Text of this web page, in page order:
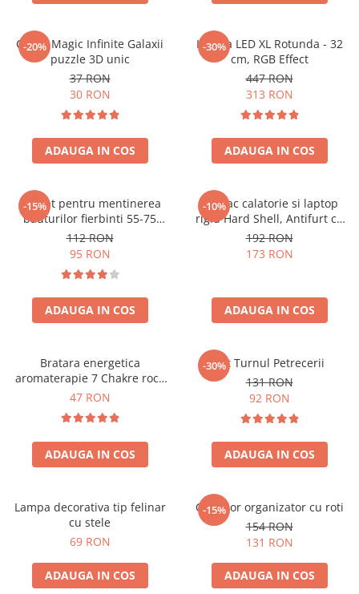
-20%
Cubul Magic Infinite Galaxii
puzzle 3D unic
37 RON
30 RON
ADAUGA IN COS
-30%
Lampa LED XL Rotunda - 32
cm, RGB Effect
447 RON
313 RON
ADAUGA IN COS
-15%
Aparat pentru mentinerea
bauturilor fierbinti 55-75
grade
112 RON
95 RON
ADAUGA IN COS
-10%
Rucsac calatorie si laptop
rigid Hard Shell, Antifurt cu
port USB, Waterproof,
44x30x17 cm,
192 RON
173 RON
ADAUGA IN COS
Bratara energetica
aromaterapie 7 Chakre roca
vulcanica
47 RON
ADAUGA IN COS
-30%Set Turnul Petrecerii
131 RON
92 RON
ADAUGA IN COS
Lampa decorativa tip felinar
cu stele
69 RON
ADAUGA IN COS
-15%
Carucior organizator cu roti
154 RON
131 RON
ADAUGA IN COS